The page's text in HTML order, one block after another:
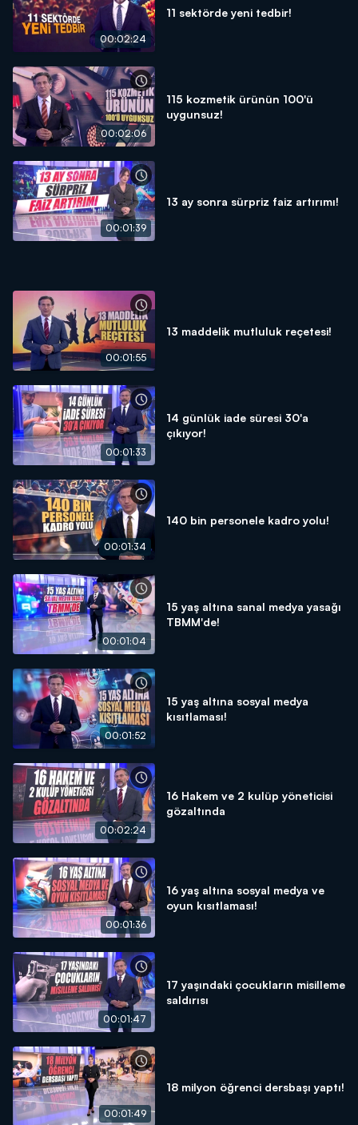
00:02:24
11 sektörde yeni tedbir!
00:02:06
115 kozmetik ürünün 100'ü
uygunsuz!
00:01:39
13 ay sonra sürpriz faiz artırımı!
00:01:55
13 maddelik mutluluk reçetesi!
00:01:33
14 günlük iade süresi 30'a
çıkıyor!
00:01:34
140 bin personele kadro yolu!
00:01:04
15 yaş altına sanal medya yasağı
TBMM'de!
00:01:52
15 yaş altına sosyal medya
kısıtlaması!
00:02:24
16 Hakem ve 2 kulüp yöneticisi
gözaltında
00:01:36
16 yaş altına sosyal medya ve
oyun kısıtlaması!
00:01:47
17 yaşındaki çocukların misilleme
saldırısı
00:01:49
18 milyon öğrenci dersbaşı yaptı!